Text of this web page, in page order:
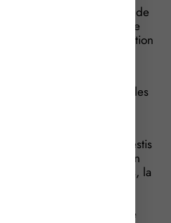
a étendu l’application de
« aux souscriptions de
placement dans l’innovation
entreprises
a supprimé du dispositif les
d’investissement de
l’hexagone.
des parts de FCPI investis
de fonds lui remet un
la dénomination du fonds, la
de la société de gestion,
ainsi que le
le montant et la date de